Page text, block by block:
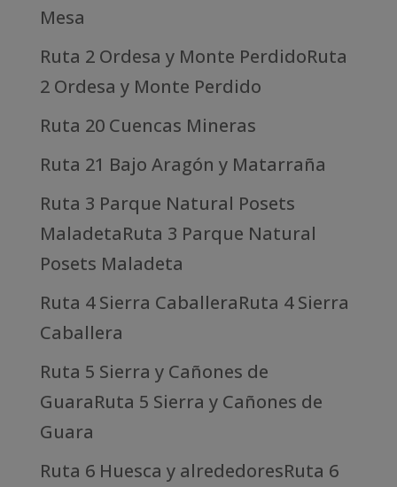
Mesa
Ruta 2 Ordesa y Monte PerdidoRuta
2 Ordesa y Monte Perdido
Ruta 20 Cuencas Mineras
Ruta 21 Bajo Aragón y Matarraña
Ruta 3 Parque Natural Posets
MaladetaRuta 3 Parque Natural
Posets Maladeta
Ruta 4 Sierra CaballeraRuta 4 Sierra
Caballera
Ruta 5 Sierra y Cañones de
GuaraRuta 5 Sierra y Cañones de
Guara
Ruta 6 Huesca y alrededoresRuta 6